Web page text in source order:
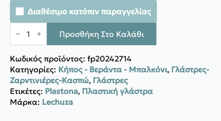
Διαθέσιμο κατόπιν παραγγελίας
Lechuza
CUBICO
Προσθήκη Στο Καλάθι
Κωδικός προϊόντος: fp20242714
Κατηγορίες: Κήπος - Βεράντα - Μπαλκόνι, Γλάστρες-
Ζαρντινιέρες-Κασπώ, Γλάστρες
Ετικέτες: Plastona, Πλαστική γλάστρα
Μάρκα: Lechuza